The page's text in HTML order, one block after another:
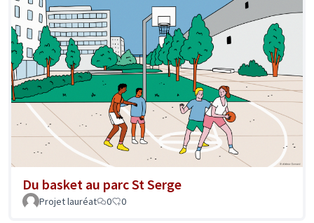
Du basket au parc St Serge
Projet lauréat 0 0